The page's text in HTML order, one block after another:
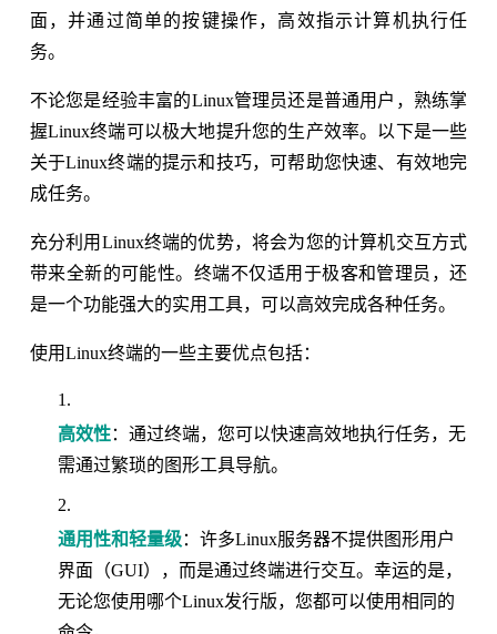
面，并通过简单的按键操作，高效指示计算机执行任
务。
不论您是经验丰富的Linux管理员还是普通用户，熟练掌
握Linux终端可以极大地提升您的生产效率。以下是一些
关于Linux终端的提示和技巧，可帮助您快速、有效地完
成任务。
充分利用Linux终端的优势，将会为您的计算机交互方式
带来全新的可能性。终端不仅适用于极客和管理员，还
是一个功能强大的实用工具，可以高效完成各种任务。
使用Linux终端的一些主要优点包括：
高效性：通过终端，您可以快速高效地执行任务，无
需通过繁琐的图形工具导航。
通用性和轻量级：许多Linux服务器不提供图形用户
界面（GUI），而是通过终端进行交互。幸运的是，
无论您使用哪个Linux发行版，您都可以使用相同的